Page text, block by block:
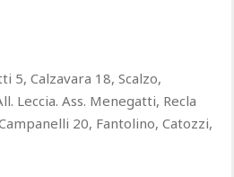
5, Calzavara 18, Scalzo,
Leccia. Ass. Menegatti, Recla
20, Fantolino, Catozzi,